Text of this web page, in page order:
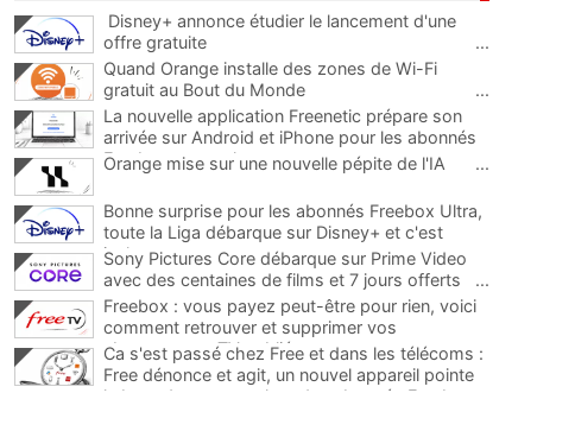
Disney+ annonce étudier le lancement d'une
offre gratuite
...
Quand Orange installe des zones de Wi-Fi
gratuit au Bout du Monde
...
La nouvelle application Freenetic prépare son
arrivée sur Android et iPhone pour les abonnés
Freebox, testez la
Orange mise sur une nouvelle pépite de l'IA ...
Bonne surprise pour les abonnés Freebox Ultra,
toute la Liga débarque sur Disney+ et c'est
inclus
Sony Pictures Core débarque sur Prime Video
avec des centaines de films et 7 jours offerts
...
Freebox : vous payez peut-être pour rien, voici
comment retrouver et supprimer vos
abonnements TV oubliés
...
Ca s'est passé chez Free et dans les télécoms :
Free dénonce et agit, un nouvel appareil pointe
le bout de son nez chez des abonnés Freebox...